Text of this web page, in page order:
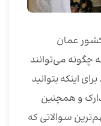
عمان
چگونه می‌توانند
اینکه بتوانید
و همچنین
سوالاتی که